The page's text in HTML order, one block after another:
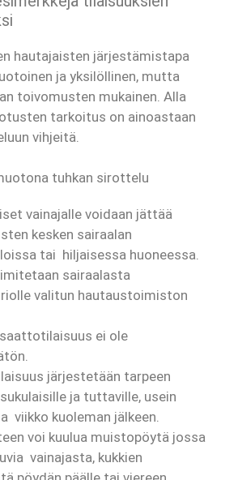
hautajaisten järjestämistapa
ja yksilöllinen, mutta
toivomusten mukainen. Alla
tarkoitus on ainoastaan
vihjeitä.
tuhkan sirottelu
vainajalle voidaan jättää
kesken sairaalan
tai hiljaisessa huoneessa.
sairaalasta
valitun hautaustoimiston
ei ole
järjestetään tarpeen
ja tuttaville, usein
viikko kuoleman jälkeen.
voi kuulua muistopöytä jossa
vainajasta, kukkien